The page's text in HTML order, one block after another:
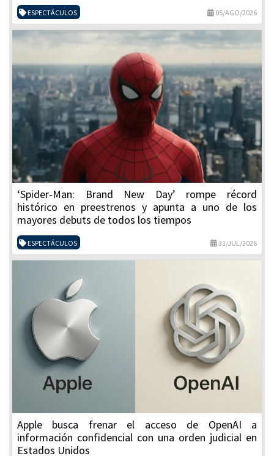
ESPECTÁCULOS 05/AGO/2026
‘Spider-Man: Brand New Day’ rompe récord
histórico en preestrenos y apunta a uno de los
mayores debuts de todos los tiempos
ESPECTÁCULOS 31/JUL/2026
Apple busca frenar el acceso de OpenAI a
información confidencial con una orden judicial en
Estados Unidos